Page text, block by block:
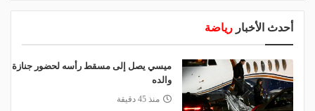
أحدث الأخبار رياضة
ميسي يصل إلى مسقط رأسه لحضور جنازة
والده
منذ 45 دقيقة